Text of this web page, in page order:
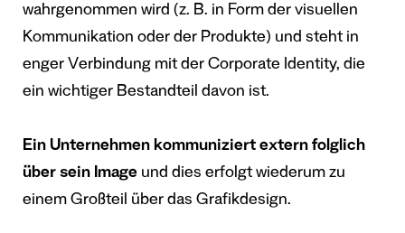
wahrgenommen wird (z. B. in Form der visuellen
Kommunikation oder der Produkte) und steht in
enger Verbindung mit der Corporate Identity, die
ein wichtiger Bestandteil davon ist.
Ein Unternehmen kommuniziert extern folglich
über sein Image und dies erfolgt wiederum zu
einem Großteil über das Grafikdesign.